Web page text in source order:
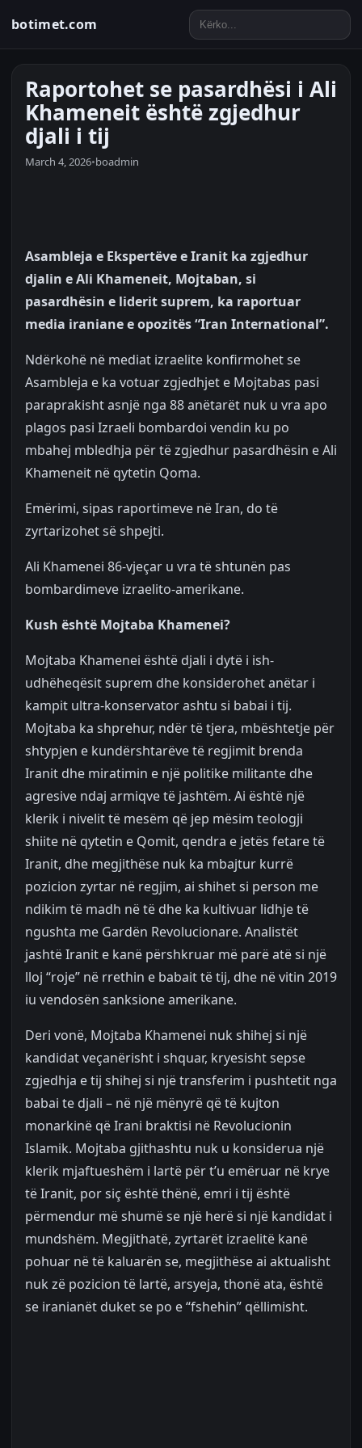
botimet.com
Raportohet se pasardhësi i Ali
Khameneit është zgjedhur
djali i tij
March 4, 2026•boadmin
Asambleja e Ekspertëve e Iranit ka zgjedhur
djalin e Ali Khameneit, Mojtaban, si
pasardhësin e liderit suprem, ka raportuar
media iraniane e opozitës “Iran International”.
Ndërkohë në mediat izraelite konfirmohet se
Asambleja e ka votuar zgjedhjet e Mojtabas pasi
paraprakisht asnjë nga 88 anëtarët nuk u vra apo
plagos pasi Izraeli bombardoi vendin ku po
mbahej mbledhja për të zgjedhur pasardhësin e Ali
Khameneit në qytetin Qoma.
Emërimi, sipas raportimeve në Iran, do të
zyrtarizohet së shpejti.
Ali Khamenei 86-vjeçar u vra të shtunën pas
bombardimeve izraelito-amerikane.
Kush është Mojtaba Khamenei?
Mojtaba Khamenei është djali i dytë i ish-
udhëheqësit suprem dhe konsiderohet anëtar i
kampit ultra-konservator ashtu si babai i tij.
Mojtaba ka shprehur, ndër të tjera, mbështetje për
shtypjen e kundërshtarëve të regjimit brenda
Iranit dhe miratimin e një politike militante dhe
agresive ndaj armiqve të jashtëm. Ai është një
klerik i nivelit të mesëm që jep mësim teologji
shiite në qytetin e Qomit, qendra e jetës fetare të
Iranit, dhe megjithëse nuk ka mbajtur kurrë
pozicion zyrtar në regjim, ai shihet si person me
ndikim të madh në të dhe ka kultivuar lidhje të
ngushta me Gardën Revolucionare. Analistët
jashtë Iranit e kanë përshkruar më parë atë si një
lloj “roje” në rrethin e babait të tij, dhe në vitin 2019
iu vendosën sanksione amerikane.
Deri vonë, Mojtaba Khamenei nuk shihej si një
kandidat veçanërisht i shquar, kryesisht sepse
zgjedhja e tij shihej si një transferim i pushtetit nga
babai te djali – në një mënyrë që të kujton
monarkinë që Irani braktisi në Revolucionin
Islamik. Mojtaba gjithashtu nuk u konsiderua një
klerik mjaftueshëm i lartë për t’u emëruar në krye
të Iranit, por siç është thënë, emri i tij është
përmendur më shumë se një herë si një kandidat i
mundshëm. Megjithatë, zyrtarët izraelitë kanë
pohuar në të kaluarën se, megjithëse ai aktualisht
nuk zë pozicion të lartë, arsyeja, thonë ata, është
se iranianët duket se po e “fshehin” qëllimisht.